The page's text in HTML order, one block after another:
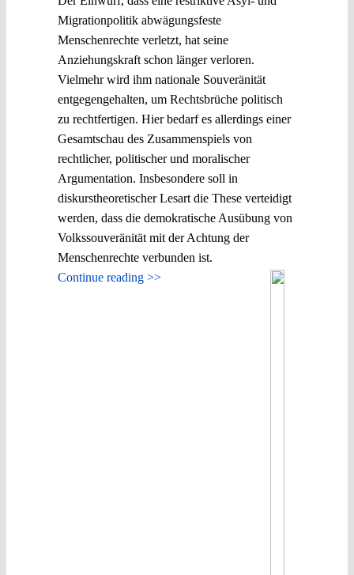
Migrationpolitik abwägungsfeste
Menschenrechte verletzt, hat seine
Anziehungskraft schon länger verloren.
Vielmehr wird ihm nationale Souveränität
entgegengehalten, um Rechtsbrüche politisch
zu rechtfertigen. Hier bedarf es allerdings einer
Gesamtschau des Zusammenspiels von
rechtlicher, politischer und moralischer
Argumentation. Insbesondere soll in
diskurstheoretischer Lesart die These verteidigt
werden, dass die demokratische Ausübung von
Volkssouveränität mit der Achtung der
Menschenrechte verbunden ist.
Continue reading >>